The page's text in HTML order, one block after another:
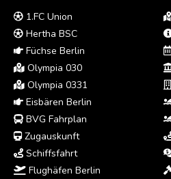
1.FC Union
Hertha BSC
Füchse Berlin
Olympia 030
Olympia 0331
Eisbären Berlin
BVG Fahrplan
Zugauskunft
Schiffsfahrt
Flughäfen Berlin